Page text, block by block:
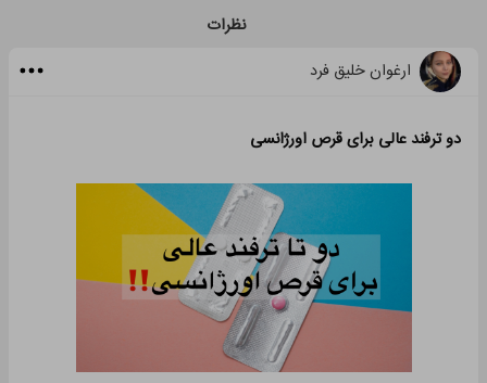
نظرات
ارغوان خلیق فرد
دو ترفند عالی برای قرص اورژانسی